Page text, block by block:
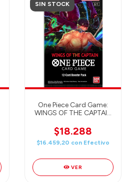
SIN STOCK
One Piece Card Game:
WINGS OF THE CAPTAIN
English
$18.288
$16.459,20 con Efectivo
VER